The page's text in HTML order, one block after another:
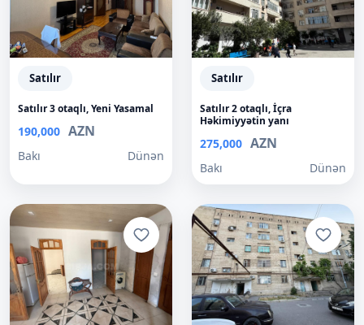
Satılır
Satılır 3 otaqlı, Yeni Yasamal
190,000 AZN
Bakı Dünən
Satılır
Satılır 2 otaqlı, İçra
Həkimiyyətin yanı
275,000 AZN
Bakı Dünən